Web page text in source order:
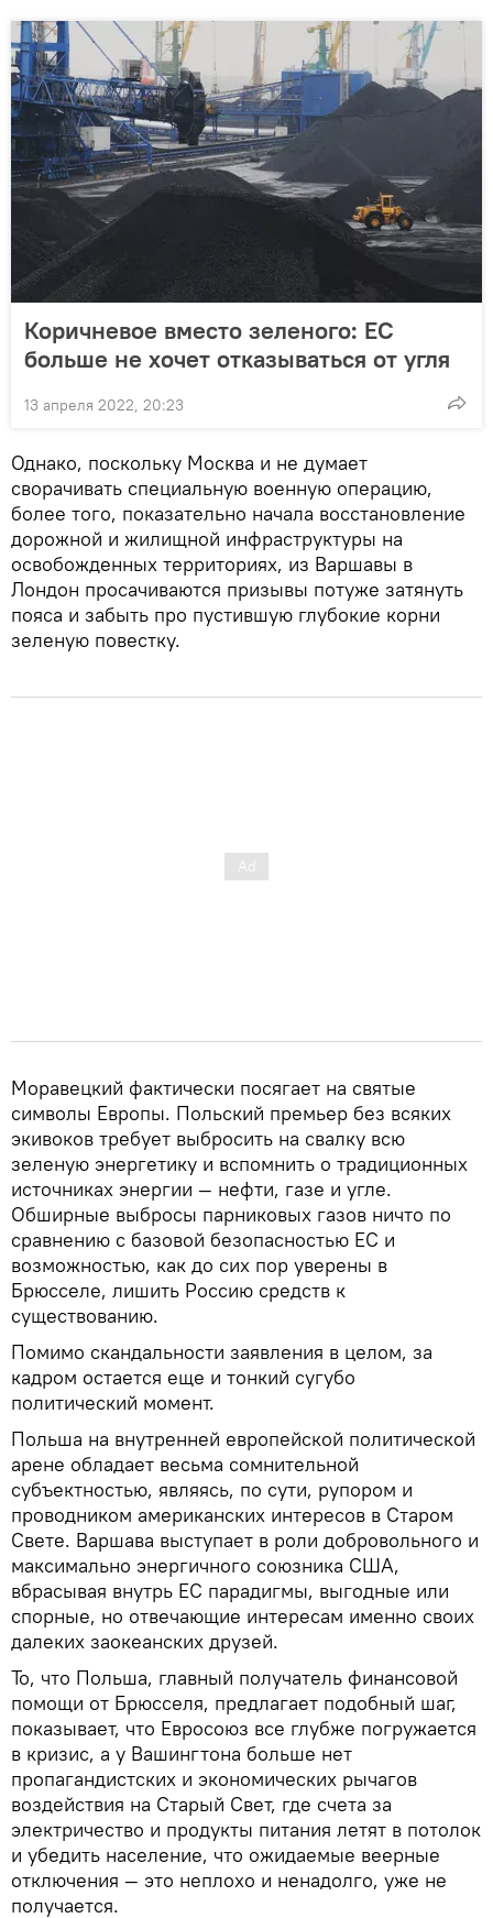
Коричневое вместо зеленого: ЕС
больше не хочет отказываться от угля
13 апреля 2022, 20:23
Однако, поскольку Москва и не думает
сворачивать специальную военную операцию,
более того, показательно начала восстановление
дорожной и жилищной инфраструктуры на
освобожденных территориях, из Варшавы в
Лондон просачиваются призывы потуже затянуть
пояса и забыть про пустившую глубокие корни
зеленую повестку.
Моравецкий фактически посягает на святые
символы Европы. Польский премьер без всяких
экивоков требует выбросить на свалку всю
зеленую энергетику и вспомнить о традиционных
источниках энергии — нефти, газе и угле.
Обширные выбросы парниковых газов ничто по
сравнению с базовой безопасностью ЕС и
возможностью, как до сих пор уверены в
Брюсселе, лишить Россию средств к
существованию.
Помимо скандальности заявления в целом, за
кадром остается еще и тонкий сугубо
политический момент.
Польша на внутренней европейской политической
арене обладает весьма сомнительной
субъектностью, являясь, по сути, рупором и
проводником американских интересов в Старом
Свете. Варшава выступает в роли добровольного и
максимально энергичного союзника США,
вбрасывая внутрь ЕС парадигмы, выгодные или
спорные, но отвечающие интересам именно своих
далеких заокеанских друзей.
То, что Польша, главный получатель финансовой
помощи от Брюсселя, предлагает подобный шаг,
показывает, что Евросоюз все глубже погружается
в кризис, а у Вашингтона больше нет
пропагандистских и экономических рычагов
воздействия на Старый Свет, где счета за
электричество и продукты питания летят в потолок
и убедить население, что ожидаемые веерные
отключения — это неплохо и ненадолго, уже не
получается.